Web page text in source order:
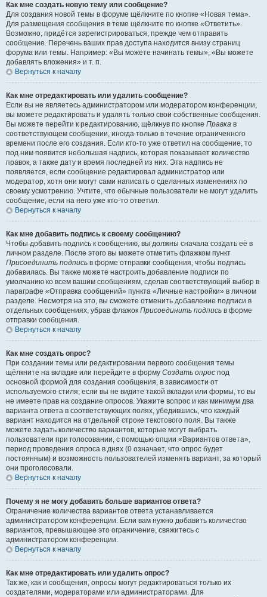
Как мне создать новую тему или сообщение?
Для создания новой темы в форуме щёлкните по кнопке «Новая тема».
Для размещения сообщения в теме щёлкните по кнопке «Ответить».
Возможно, придётся зарегистрироваться, прежде чем отправить
сообщение. Перечень ваших прав доступа находится внизу страниц
форума или темы. Например: «Вы можете начинать темы», «Вы можете
добавлять вложения» и т. п.
Вернуться к началу
Как мне отредактировать или удалить сообщение?
Если вы не являетесь администратором или модератором конференции,
вы можете редактировать и удалять только свои собственные сообщения.
Вы можете перейти к редактированию, щёлкнув по кнопке Правка в
соответствующем сообщении, иногда только в течение ограниченного
времени после его создания. Если кто-то уже ответил на сообщение, то
под ним появится небольшая надпись, которая показывает количество
правок, а также дату и время последней из них. Эта надпись не
появляется, если сообщение редактировал администратор или
модератор, хотя они могут сами написать о сделанных изменениях по
своему усмотрению. Учтите, что обычные пользователи не могут удалить
сообщение, если на него уже кто-то ответил.
Вернуться к началу
Как мне добавить подпись к своему сообщению?
Чтобы добавить подпись к сообщению, вы должны сначала создать её в
личном разделе. После этого вы можете отметить флажком пункт
Присоединить подпись в форме отправки сообщения, чтобы подпись
добавилась. Вы также можете настроить добавление подписи по
умолчанию ко всем вашим сообщениям, сделав соответствующий выбор в
параграфе «Отправка сообщений» пункта «Личные настройки» в личном
разделе. Несмотря на это, вы сможете отменить добавление подписи в
отдельных сообщениях, убрав флажок Присоединить подпись в форме
отправки сообщения.
Вернуться к началу
Как мне создать опрос?
При создании темы или редактировании первого сообщения темы
щёлкните на вкладке или перейдите в форму Создать опрос под
основной формой для создания сообщения, в зависимости от
используемого стиля; если вы не видите такой вкладки или формы, то вы
не имеете прав на создание опросов. Укажите вопрос и как минимум два
варианта ответа в соответствующих полях, убедившись, что каждый
вариант находится на отдельной строке текстового поля. Вы также
можете задать количество вариантов, которые могут выбрать
пользователи при голосовании, с помощью опции «Вариантов ответа»,
период проведения опроса в днях (0 означает, что опрос будет
постоянным) и возможность пользователей изменять вариант, за который
они проголосовали.
Вернуться к началу
Почему я не могу добавить больше вариантов ответа?
Ограничение количества вариантов ответа устанавливается
администратором конференции. Если вам нужно добавить количество
вариантов, превышающее это ограничение, свяжитесь с
администратором конференции.
Вернуться к началу
Как мне отредактировать или удалить опрос?
Так же, как и сообщения, опросы могут редактироваться только их
создателями, модераторами или администраторами. Для